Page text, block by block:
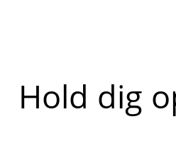
Hold dig